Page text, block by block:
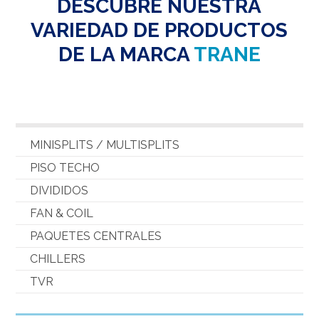
DESCUBRE NUESTRA
VARIEDAD DE PRODUCTOS
DE LA MARCATRANE
MINISPLITS / MULTISPLITS
PISO TECHO
DIVIDIDOS
FAN & COIL
PAQUETES CENTRALES
CHILLERS
TVR